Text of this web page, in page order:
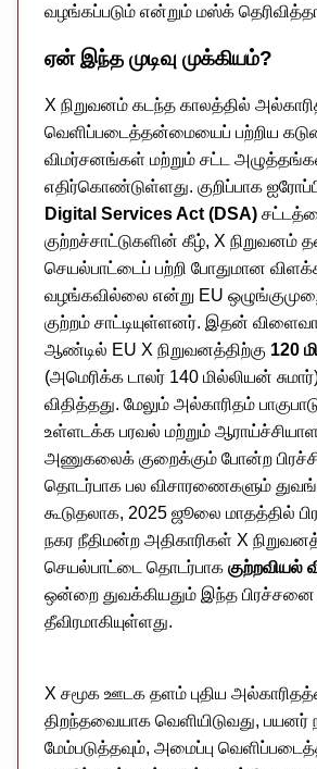
வழங்கப்படும் என்றும் மஸ்க்
ஏன் இந்த முடிவு முக்கியம்?
X நிறுவனம் கடந்த காலத்தில்
வெளிப்படைத்தன்மையைப் பற்றிய
விமர்சனங்கள் மற்றும் சட்ட
எதிர்கொண்டுள்ளது. குறிப்பாக
Digital Services Act (DSA)
குற்றச்சாட்டுகளின் கீழ், X நிறுவனம்
செயல்பாட்டைப் பற்றி போதுமான
வழங்கவில்லை என்று EU
குற்றம் சாட்டியுள்ளனர். இதன்
ஆண்டில் EU X நிறுவனத்திற்கு 120
(அமெரிக்க டாலர் 140 மில்லியன்
விதித்தது. மேலும் அல்காரிதம்
உள்ளடக்க பரவல் மற்றும்
அணுகலைக் குறைக்கும் போன்ற
தொடர்பாக பல விசாரணைகளும்
கூடுதலாக, 2025 ஜூலை மாதத்தில்
நகர நீதிமன்ற அதிகாரிகள் X
செயல்பாட்டை தொடர்பாக குற்றவியல்
ஒன்றை துவக்கியதும் இந்த பிரச்சனை
தீவிரமாகியுள்ளது.
X சமூக ஊடக தளம் புதிய
திறந்தவையாக வெளியிடுவது,
மேம்படுத்தவும், அமைப்பு